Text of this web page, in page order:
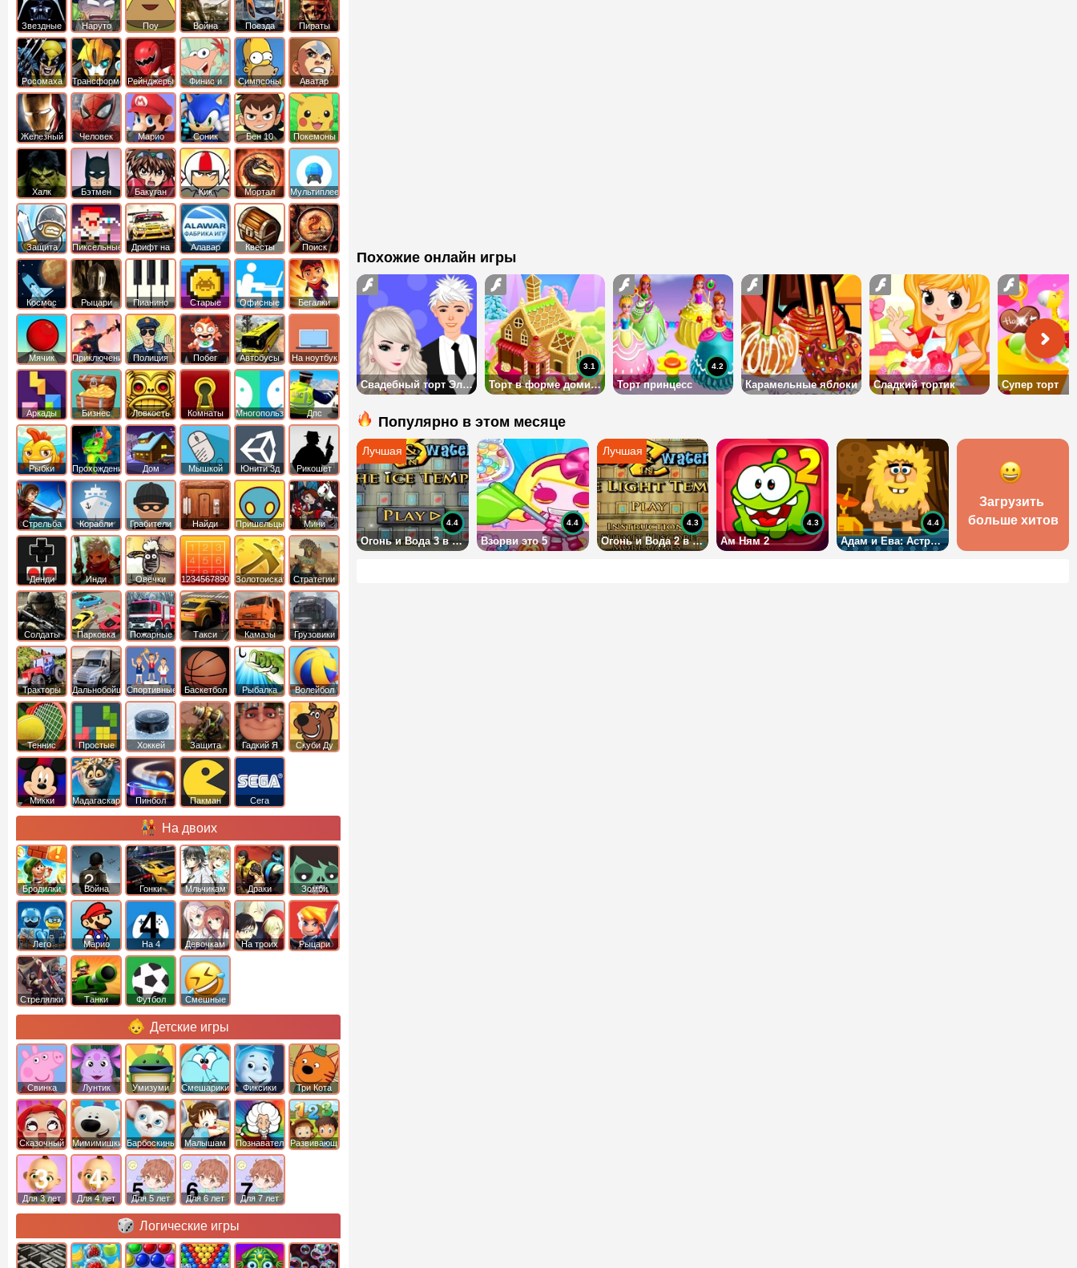
Похожие онлайн игры
Свадебный торт Эльзы 2 Торт в форме домика
3.1
Торт принцесс
4.2
Карамельные яблоки Сладкий тортик Супер торт
Популярно в этом месяце
Огонь и Вода 3 в Ледяном Храме
4.4
Взорви это 5
4.4
Огонь и Вода 2 в Храме Света
4.3
Ам Ням 2
4.3
Адам и Ева: Астронавт
4.4
Загрузить
больше хитов
Звездные
войны
Наруто Поу Война Поезда
Пираты
Карибского
Моря
Росомаха ТрансформерыРейнджеры
Самураи
Финис и
Ферб
Симпсоны
Аватар
легенда об
Аанге
Железный
человек
Человек
Паук
Марио Соник Бен 10 Покемоны
Халк Бэтмен Бакуган
Кик
Бутовский
Мортал
комбат
Мультиплеер
Защита
королевства
Пиксельные
Дрифт на
машинах
Алавар Квесты
Поиск
предметов
Космос Рыцари Пианино Старые Офисные Бегалки
Мячик Приключения Полиция Побег Автобусы На ноутбук
Аркады
Бизнес
симуляторы
Ловкость Комнаты Многопользовательские
Дпс
Рыбки Прохождение Дом Мышкой Юнити 3д Рикошет
Cтрельба
из лука
Корабли Грабители
Найди
выход
Пришельцы Мини
Денди Инди
Овечки
идут домой
1234567890 ЗолотоискательСтратегии
Солдаты
Парковка
машин
Пожарные
машины
Такси Камазы Грузовики
Тракторы ДальнобойщикиСпортивные Баскетбол Рыбалка Волейбол
Теннис Простые Хоккей
Защита
башни
Гадкий Я Скуби Ду
Микки
Мадагаскар Пинбол Пакман Сега
На двоих
Бродилки Война Гонки Мльчикам Драки Зомби
Лего Марио На 4 Девочкам На троих Рыцари
Стрелялки Танки Футбол Смешные
Детские игры
Свинка
Пеппа
Лунтик Умизуми Смешарики Фиксики Три Кота
Сказочный
патруль
Мимимишки Барбоскины Малышам ПознавательныеРазвивающие
Для 3 лет Для 4 лет Для 5 лет Для 6 лет Для 7 лет
Логические игры